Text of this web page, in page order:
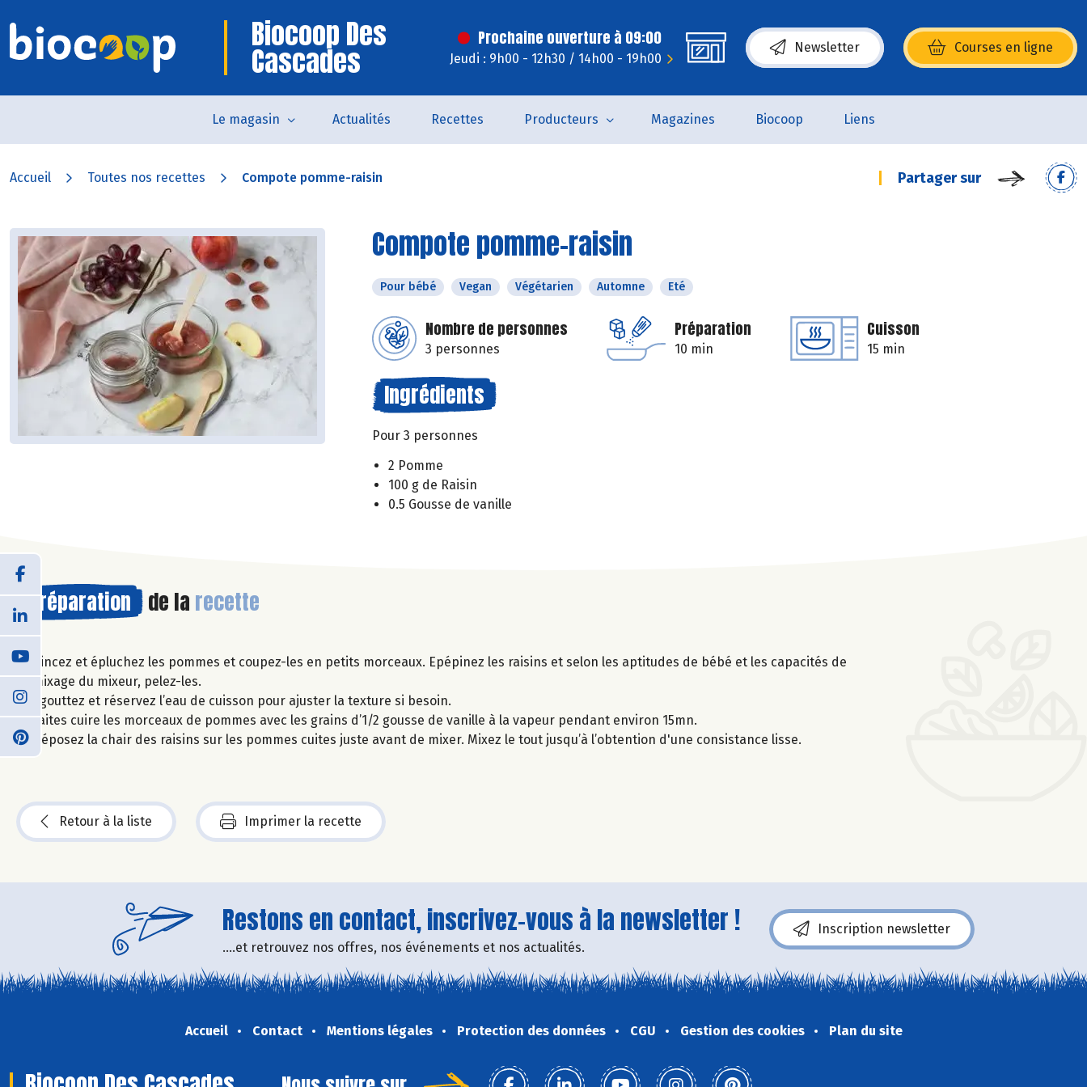
Biocoop Des
Cascades
Prochaine ouverture à 09:00
Jeudi : 9h00 - 12h30 / 14h00 - 19h00
Newsletter Courses en ligne
(s’ouvre dans une nouvelle fenêtre)
Le magasin Actualités Recettes Producteurs Magazines Biocoop Liens
Accueil Toutes nos recettes Compote pomme-raisin Partager sur
Compote pomme-raisin
Pour bébé Vegan Végétarien Automne Eté
Nombre de personnes
3 personnes
Préparation
10 min
Cuisson
15 min
Ingrédients
Pour 3 personnes
2 Pomme
100 g de Raisin
0.5 Gousse de vanille
Préparation de la recette
Rincez et épluchez les pommes et coupez-les en petits morceaux. Epépinez les raisins et selon les aptitudes de bébé et les capacités de
mixage du mixeur, pelez-les.
Egouttez et réservez l’eau de cuisson pour ajuster la texture si besoin.
Faites cuire les morceaux de pommes avec les grains d’1/2 gousse de vanille à la vapeur pendant environ 15mn.
Déposez la chair des raisins sur les pommes cuites juste avant de mixer. Mixez le tout jusqu’à l’obtention d'une consistance lisse.
Retour à la liste Imprimer la recette
Restons en contact, inscrivez-vous à la newsletter !
....et retrouvez nos offres, nos événements et nos actualités.
Inscription newsletter
Accueil Contact Mentions légales Protection des données CGU Gestion des cookies Plan du site